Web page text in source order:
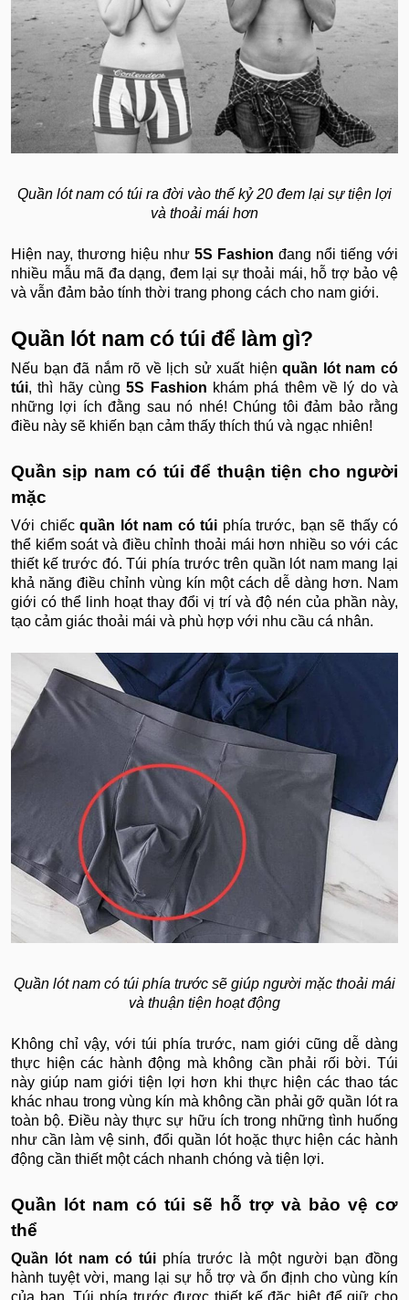
Quần lót nam có túi ra đời vào thế kỷ 20 đem lại sự tiện lợi
và thoải mái hơn
Hiện nay, thương hiệu như 5S Fashion đang nổi tiếng với
nhiều mẫu mã đa dạng, đem lại sự thoải mái, hỗ trợ bảo vệ
và vẫn đảm bảo tính thời trang phong cách cho nam giới.
Quần lót nam có túi để làm gì?
Nếu bạn đã nắm rõ về lịch sử xuất hiệnquần lót nam có
túi, thì hãy cùng5S Fashion khám phá thêm về lý do và
những lợi ích đằng sau nó nhé! Chúng tôi đảm bảo rằng
điều này sẽ khiến bạn cảm thấy thích thú và ngạc nhiên!
Quần sịp nam có túi để thuận tiện cho người
mặc
Với chiếc quần lót nam có túi phía trước, bạn sẽ thấy có
thể kiểm soát và điều chỉnh thoải mái hơn nhiều so với các
thiết kế trước đó. Túi phía trước trên quần lót nam mang lại
khả năng điều chỉnh vùng kín một cách dễ dàng hơn. Nam
giới có thể linh hoạt thay đổi vị trí và độ nén của phần này,
tạo cảm giác thoải mái và phù hợp với nhu cầu cá nhân.
Quần lót nam có túi phía trước sẽ giúp người mặc thoải mái
và thuận tiện hoạt động
Không chỉ vậy, với túi phía trước, nam giới cũng dễ dàng
thực hiện các hành động mà không cần phải rối bời. Túi
này giúp nam giới tiện lợi hơn khi thực hiện các thao tác
khác nhau trong vùng kín mà không cần phải gỡ quần lót ra
toàn bộ. Điều này thực sự hữu ích trong những tình huống
như cần làm vệ sinh, đổi quần lót hoặc thực hiện các hành
động cần thiết một cách nhanh chóng và tiện lợi.
Quần lót nam có túi sẽ hỗ trợ và bảo vệ cơ
thể
Quần lót nam có túi phía trước là một người bạn đồng
hành tuyệt vời, mang lại sự hỗ trợ và ổn định cho vùng kín
của bạn. Túi phía trước được thiết kế đặc biệt để giữ cho